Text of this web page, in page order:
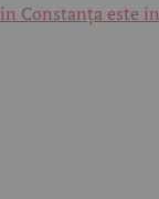
Constanța este în